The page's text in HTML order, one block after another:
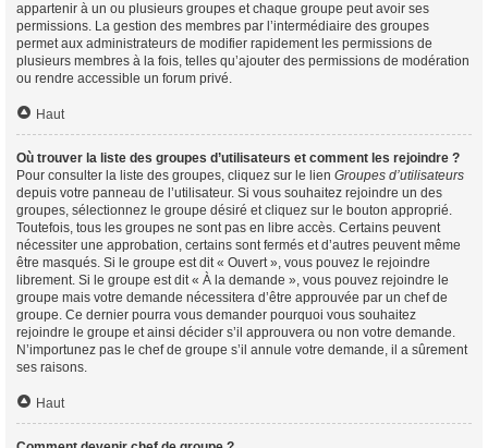
appartenir à un ou plusieurs groupes et chaque groupe peut avoir ses
permissions. La gestion des membres par l’intermédiaire des groupes
permet aux administrateurs de modifier rapidement les permissions de
plusieurs membres à la fois, telles qu’ajouter des permissions de modération
ou rendre accessible un forum privé.
Haut
Où trouver la liste des groupes d’utilisateurs et comment les rejoindre ?
Pour consulter la liste des groupes, cliquez sur le lien Groupes d’utilisateurs
depuis votre panneau de l’utilisateur. Si vous souhaitez rejoindre un des
groupes, sélectionnez le groupe désiré et cliquez sur le bouton approprié.
Toutefois, tous les groupes ne sont pas en libre accès. Certains peuvent
nécessiter une approbation, certains sont fermés et d’autres peuvent même
être masqués. Si le groupe est dit « Ouvert », vous pouvez le rejoindre
librement. Si le groupe est dit « À la demande », vous pouvez rejoindre le
groupe mais votre demande nécessitera d’être approuvée par un chef de
groupe. Ce dernier pourra vous demander pourquoi vous souhaitez
rejoindre le groupe et ainsi décider s’il approuvera ou non votre demande.
N’importunez pas le chef de groupe s’il annule votre demande, il a sûrement
ses raisons.
Haut